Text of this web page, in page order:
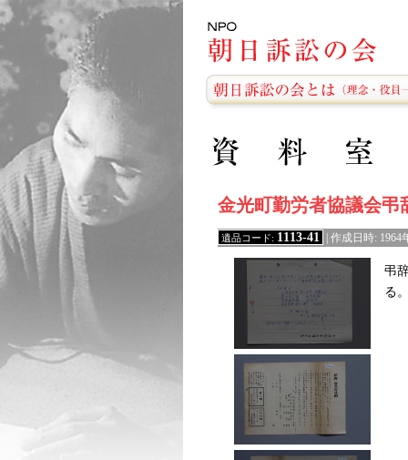
金光町勤労者協議会弔
遺品コード: 1113-41 | 作成日時:
弔
る